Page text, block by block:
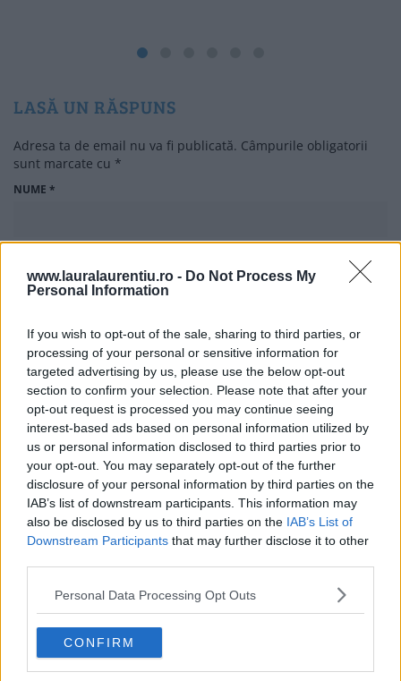
www.lauralaurentiu.ro - Do Not Process My
Personal Information
If you wish to opt-out of the sale, sharing to third parties, or
processing of your personal or sensitive information for
targeted advertising by us, please use the below opt-out
section to confirm your selection. Please note that after your
opt-out request is processed you may continue seeing
interest-based ads based on personal information utilized by
us or personal information disclosed to third parties prior to
your opt-out. You may separately opt-out of the further
disclosure of your personal information by third parties on the
IAB’s list of downstream participants. This information may
also be disclosed by us to third parties on the IAB’s List of
Downstream Participants that may further disclose it to other
Personal Data Processing Opt Outs
CONFIRM
LASĂ UN RĂSPUNS
Adresa ta de email nu va fi publicată. Câmpurile obligatorii
sunt marcate cu *
NUME *
SALVEAZĂ-MI NUMELE, EMAILUL ȘI SITE-UL WEB ÎN ACEST NAVIGATOR
PENTRU DATA VIITOARE CÂND O SĂ COMENTEZ.
CÂT FACE 8 + 20?
I HAVE READ AND ACCEPTED THEPRIVACY POLICY*
COMENTARIU*